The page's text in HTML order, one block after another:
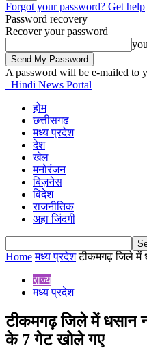
Forgot your password? Get help
Password recovery
Recover your password
A password will be e-mailed to
Hindi News Portal
होम
छत्तीसगढ़
मध्य प्रदेश
देश
खेल
मनोरंजन
बिज़नेस
विदेश
राजनीतिक
अहा जिंदगी
Home मध्य प्रदेश टीकमगढ़ जिले में
राज्य
मध्य प्रदेश
टीकमगढ़ जिले में धसान
के 7 गेट खोले गए